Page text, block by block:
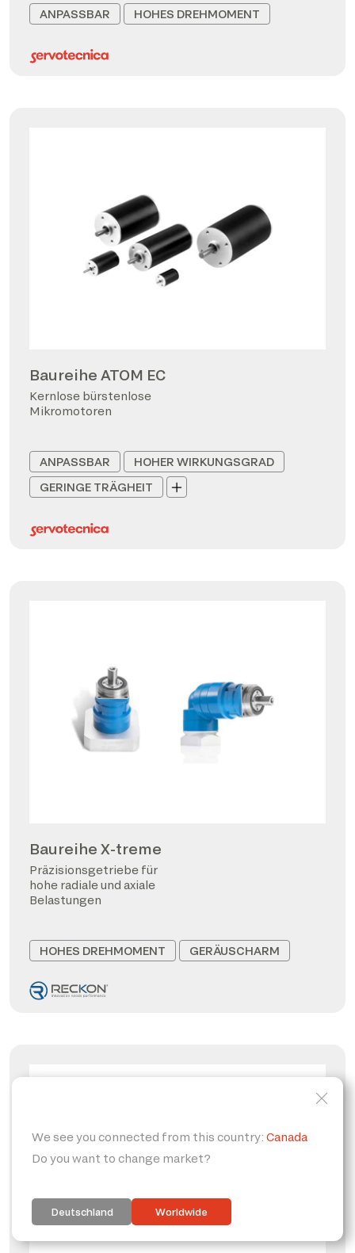
ANPASSBAR HOHES DREHMOMENT
Baureihe ATOM EC
Kernlose bürstenlose
Mikromotoren
ANPASSBAR
HOHER WIRKUNGSGRAD
GERINGE TRÄGHEIT
Baureihe X-treme
Präzisionsgetriebe für
hohe radiale und axiale
Belastungen
HOHES DREHMOMENT GERÄUSCHARM